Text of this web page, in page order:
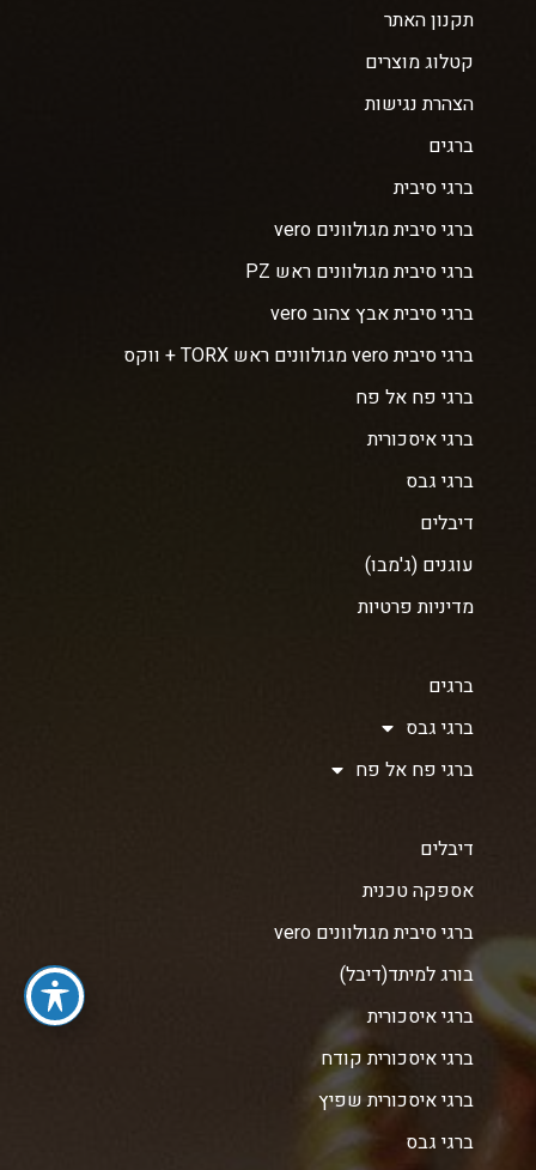
תקנון האתר
קטלוג מוצרים
הצהרת נגישות
ברגים
ברגי סיבית
ברגי סיבית מגולוונים vero
ברגי סיבית מגולוונים ראש PZ
ברגי סיבית אבץ צהוב vero
ברגי סיבית vero מגולוונים ראש TORX + ווקס
ברגי פח אל פח
ברגי איסכורית
ברגי גבס
דיבלים
עוגנים (ג'מבו)
מדיניות פרטיות
ברגים
ברגי גבס
ברגי פח אל פח
דיבלים
אספקה טכנית
ברגי סיבית מגולוונים vero
בורג למיתד(דיבל)
ברגי איסכורית
ברגי איסכורית קודח
ברגי איסכורית שפיץ
ברגי גבס